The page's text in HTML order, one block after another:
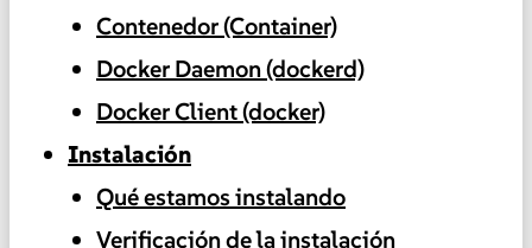
Contenedor (Container)
Docker Daemon (dockerd)
Docker Client (docker)
Instalación
Qué estamos instalando
Verificación de la instalación